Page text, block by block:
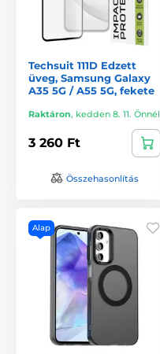
Techsuit 111D Edzett
üveg, Samsung Galaxy
A35 5G / A55 5G, fekete
Raktáron, kedden 8. 11. Önnél
3 260 Ft
Összehasonlítás
Alap